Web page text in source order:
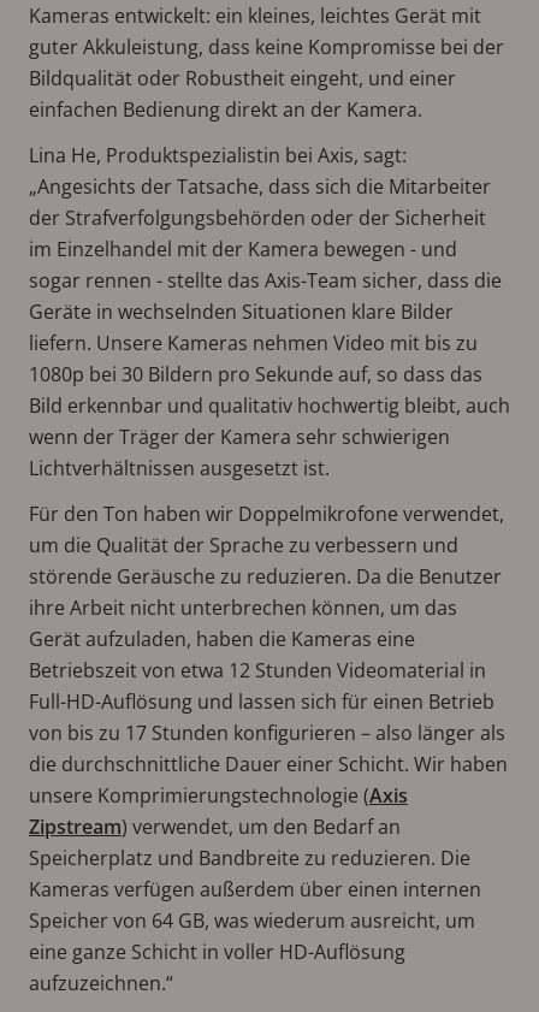
Kameras entwickelt: ein kleines, leichtes Gerät mit
guter Akkuleistung, dass keine Kompromisse bei der
Bildqualität oder Robustheit eingeht, und einer
einfachen Bedienung direkt an der Kamera.
Lina He, Produktspezialistin bei Axis, sagt:
„Angesichts der Tatsache, dass sich die Mitarbeiter
der Strafverfolgungsbehörden oder der Sicherheit
im Einzelhandel mit der Kamera bewegen - und
sogar rennen - stellte das Axis-Team sicher, dass die
Geräte in wechselnden Situationen klare Bilder
liefern. Unsere Kameras nehmen Video mit bis zu
1080p bei 30 Bildern pro Sekunde auf, so dass das
Bild erkennbar und qualitativ hochwertig bleibt, auch
wenn der Träger der Kamera sehr schwierigen
Lichtverhältnissen ausgesetzt ist.
Für den Ton haben wir Doppelmikrofone verwendet,
um die Qualität der Sprache zu verbessern und
störende Geräusche zu reduzieren. Da die Benutzer
ihre Arbeit nicht unterbrechen können, um das
Gerät aufzuladen, haben die Kameras eine
Betriebszeit von etwa 12 Stunden Videomaterial in
Full-HD-Auflösung und lassen sich für einen Betrieb
von bis zu 17 Stunden konfigurieren – also länger als
die durchschnittliche Dauer einer Schicht. Wir haben
unsere Komprimierungstechnologie (Axis
Zipstream) verwendet, um den Bedarf an
Speicherplatz und Bandbreite zu reduzieren. Die
Kameras verfügen außerdem über einen internen
Speicher von 64 GB, was wiederum ausreicht, um
eine ganze Schicht in voller HD-Auflösung
aufzuzeichnen.“